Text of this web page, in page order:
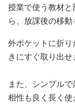
授業で使う教材
ら、放課後の移動
外ポケットに折
きにすぐ取り出せ
また、シンプル
相性も良く長く使